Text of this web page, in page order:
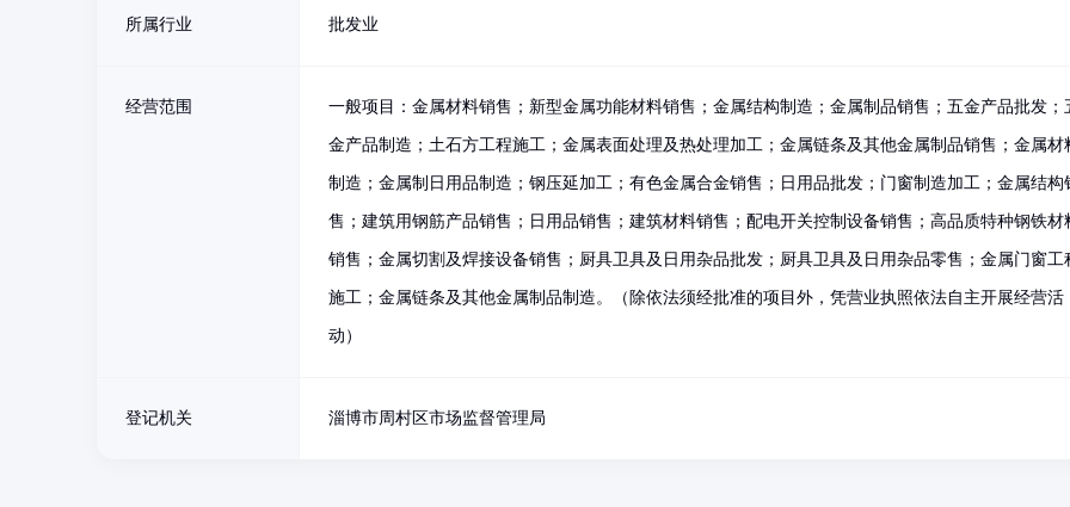
所属行业 批发业
经营范围 一般项目：金属材料销售；新型金属功能材料销售；金属结构制造；金属制品销售；五金产品批发；
金产品制造；土石方工程施工；金属表面处理及热处理加工；金属链条及其他金属制品销售；金属材
制造；金属制日用品制造；钢压延加工；有色金属合金销售；日用品批发；门窗制造加工；金属结构
售；建筑用钢筋产品销售；日用品销售；建筑材料销售；配电开关控制设备销售；高品质特种钢铁材
销售；金属切割及焊接设备销售；厨具卫具及日用杂品批发；厨具卫具及日用杂品零售；金属门窗工
施工；金属链条及其他金属制品制造。（除依法须经批准的项目外，凭营业执照依法自主开展经营活
动）
登记机关 淄博市周村区市场监督管理局